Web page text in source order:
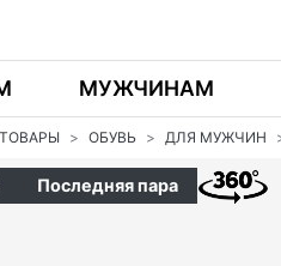
МУЖЧИНАМ
ТОВАРЫ ОБУВЬ ДЛЯ МУЖЧИН
Последняя пара